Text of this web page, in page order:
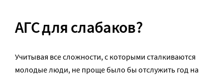
АГС для слабаков?
Учитывая все сложности, с которыми сталкиваются
молодые люди, не проще было бы отслужить год на